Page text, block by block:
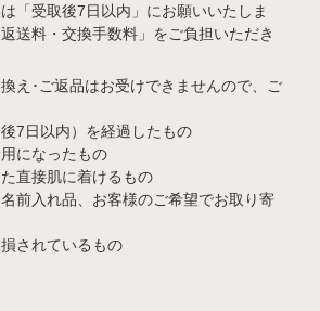
「受取後7日以内」にお願いいたしま
送料・交換手数料」をご負担いただき
え･ご返品はお受けできませんので、ご
7日以内）を経過したもの
になったもの
直接肌に着けるもの
前入れ品、お客様のご希望でお取り寄
されているもの